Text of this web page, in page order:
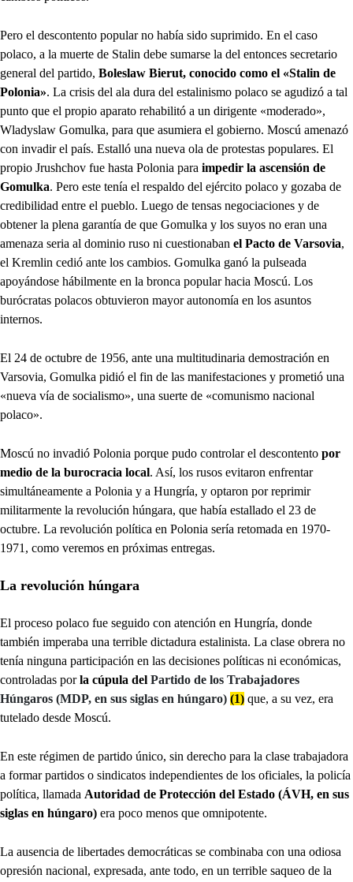
Pero el descontento popular no había sido suprimido. En el caso
polaco, a la muerte de Stalin debe sumarse la del entonces secretario
general del partido, Boleslaw Bierut, conocido como el «Stalin de
Polonia». La crisis del ala dura del estalinismo polaco se agudizó a tal
punto que el propio aparato rehabilitó a un dirigente «moderado»,
Wladyslaw Gomulka, para que asumiera el gobierno. Moscú amenazó
con invadir el país. Estalló una nueva ola de protestas populares. El
propio Jrushchov fue hasta Polonia para impedir la ascensión de
Gomulka. Pero este tenía el respaldo del ejército polaco y gozaba de
credibilidad entre el pueblo. Luego de tensas negociaciones y de
obtener la plena garantía de que Gomulka y los suyos no eran una
amenaza seria al dominio ruso ni cuestionaban el Pacto de Varsovia,
el Kremlin cedió ante los cambios. Gomulka ganó la pulseada
apoyándose hábilmente en la bronca popular hacia Moscú. Los
burócratas polacos obtuvieron mayor autonomía en los asuntos
internos.
El 24 de octubre de 1956, ante una multitudinaria demostración en
Varsovia, Gomulka pidió el fin de las manifestaciones y prometió una
«nueva vía de socialismo», una suerte de «comunismo nacional
polaco».
Moscú no invadió Polonia porque pudo controlar el descontento por
medio de la burocracia local. Así, los rusos evitaron enfrentar
simultáneamente a Polonia y a Hungría, y optaron por reprimir
militarmente la revolución húngara, que había estallado el 23 de
octubre. La revolución política en Polonia sería retomada en 1970-
1971, como veremos en próximas entregas.
La revolución húngara
El proceso polaco fue seguido con atención en Hungría, donde
también imperaba una terrible dictadura estalinista. La clase obrera no
tenía ninguna participación en las decisiones políticas ni económicas,
controladas porla cúpula del Partido de los Trabajadores
Húngaros (MDP, en sus siglas en húngaro) (1) que, a su vez, era
tutelado desde Moscú.
En este régimen de partido único, sin derecho para la clase trabajadora
a formar partidos o sindicatos independientes de los oficiales, la policía
política, llamada Autoridad de Protección del Estado (ÁVH, en sus
siglas en húngaro) era poco menos que omnipotente.
La ausencia de libertades democráticas se combinaba con una odiosa
opresión nacional, expresada, ante todo, en un terrible saqueo de la